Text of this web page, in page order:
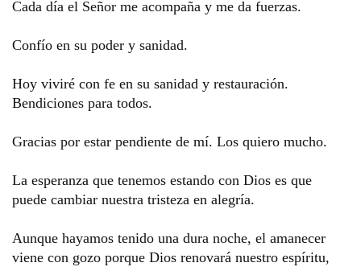
Cada día el Señor me acompaña y me da fuerzas.
Confío en su poder y sanidad.
Hoy viviré con fe en su sanidad y restauración.
Bendiciones para todos.
Gracias por estar pendiente de mí. Los quiero mucho.
La esperanza que tenemos estando con Dios es que
puede cambiar nuestra tristeza en alegría.
Aunque hayamos tenido una dura noche, el amanecer
viene con gozo porque Dios renovará nuestro espíritu,